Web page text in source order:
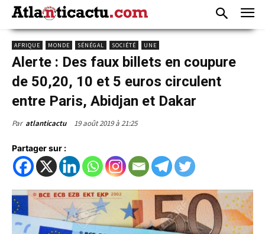
AFRIQUE MONDE SÉNÉGAL SOCIÉTÉ UNE
Alerte : Des faux billets en coupure
de 50,20, 10 et 5 euros circulent
entre Paris, Abidjan et Dakar
Par atlanticactu 19 août 2019 à 21:25
Partager sur :